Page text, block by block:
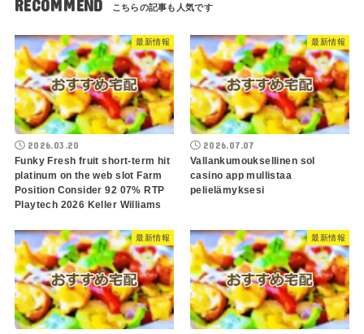
RECOMMEND
最新情報
2026.03.20
Funky Fresh fruit short-term hit
platinum on the web slot Farm
Position Consider 92 07% RTP
Playtech 2026 Keller Williams
最新情報
2026.07.07
Vallankumouksellinen sol
casino app mullistaa
pelielämyksesi
最新情報 最新情報